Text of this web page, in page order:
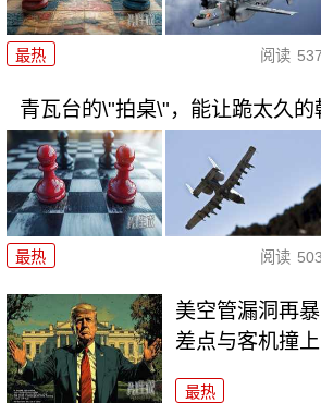
最热 阅读
青瓦台的\"拍桌\"，能让跪太久的
最热 阅读
美空管漏洞再
差点与客机撞上
最热